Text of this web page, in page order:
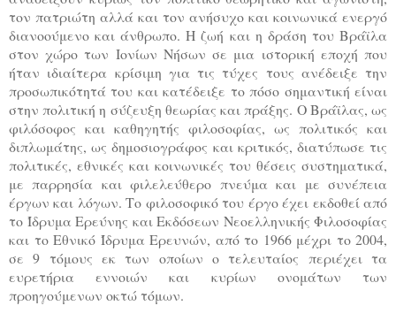
τον πατριώτη αλλά και τον ανήσυχο και κοινωνικά ενεργό
διανοούμενο και άνθρωπο. Η ζωή και η δράση του Βράϊλα
στον χώρο των Ιονίων Νήσων σε μια ιστορική εποχή που
ήταν ιδιαίτερα κρίσιμη για τις τύχες τους ανέδειξε την
προσωπικότητά του και κατέδειξε το πόσο σημαντική είναι
στην πολιτική η σύζευξη θεωρίας και πράξης. Ο Βράϊλας, ως
φιλόσοφος και καθηγητής φιλοσοφίας, ως πολιτικός και
διπλωμάτης, ως δημοσιογράφος και κριτικός, διατύπωσε τις
πολιτικές, εθνικές και κοινωνικές του θέσεις συστηματικά,
με παρρησία και φιλελεύθερο πνεύμα και με συνέπεια
έργων και λόγων. Το φιλοσοφικό του έργο έχει εκδοθεί από
το Ίδρυμα Ερεύνης και Εκδόσεων Νεοελληνικής Φιλοσοφίας
και το Εθνικό Ίδρυμα Ερευνών, από το 1966 μέχρι το 2004,
σε 9 τόμους εκ των οποίων ο τελευταίος περιέχει τα
ευρετήρια εννοιών και κυρίων ονομάτων των
προηγούμενων οκτώ τόμων.